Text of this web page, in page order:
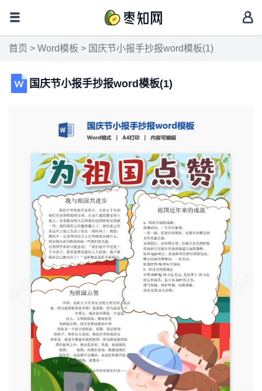
首页 > Word模板 > 国庆节小报手抄报word模板(1)
国庆节小报手抄报word模板(1)